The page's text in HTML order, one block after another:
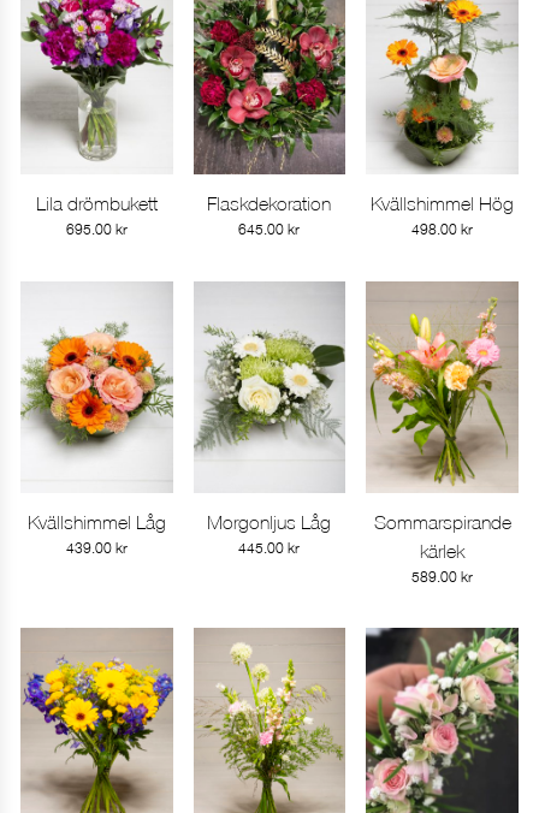
Gå till produkt
Lila drömbukett
695.00 kr
Gå till produkt
Flaskdekoration
645.00kr
Gå till produkt
Kvällshimmel Hög
498.00kr
Gå till produkt
Kvällshimmel Låg
439.00 kr
Gå till produkt
Morgonljus Låg
445.00kr
Gå till produkt
Sommarspirande
kärlek
589.00kr